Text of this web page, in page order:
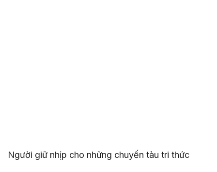
Người giữ nhịp cho những chuyến tàu tri thức